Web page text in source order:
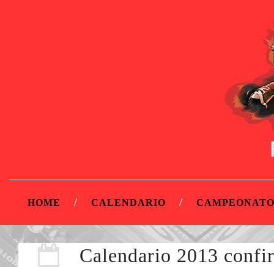
HOME CALENDARIO
Calendario 2013